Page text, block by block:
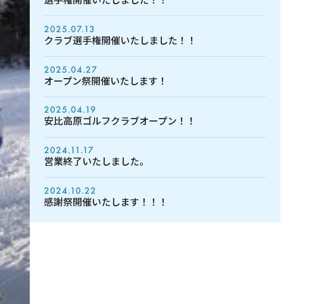
2025.07.13
クラブ選手権開催いたしました！！
2025.04.27
オープン祭開催いたします！
2025.04.19
安比高原ゴルフクラブオープン！！
2024.11.17
営業終了いたしました。
2024.10.22
感謝祭開催いたします！！！